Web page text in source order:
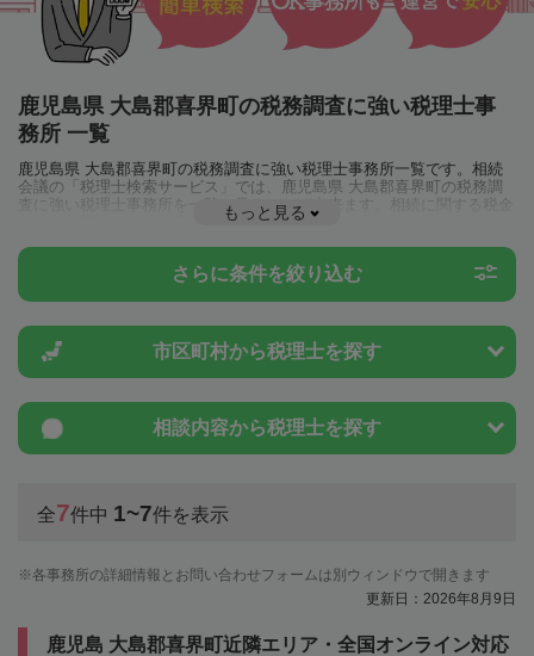
鹿児島県 大島郡喜界町の税務調査に強い税理士事
務所 一覧
鹿児島県 大島郡喜界町の税務調査に強い税理士事務所一覧です。相続
会議の「税理士検索サービス」では、鹿児島県 大島郡喜界町の税務調
査に強い税理士事務所を一覧で見ることが出来ます。相続に関する税金
や特例制度のことは一度近隣の税理士に相談してみましょう。
もっと見る
さらに条件を絞り込む
市区町村から税理士を探す
相談内容から税理士を探す
全7件中 1~7件を表示
各事務所の詳細情報とお問い合わせフォームは別ウィンドウで開きます
更新日：2026年8月9日
鹿児島 大島郡喜界町近隣エリア・全国オンライン対応